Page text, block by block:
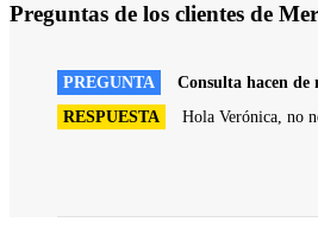
Preguntas de los clientes de
PREGUNTA
Consulta hacen de
RESPUESTA
Hola Verónica, no